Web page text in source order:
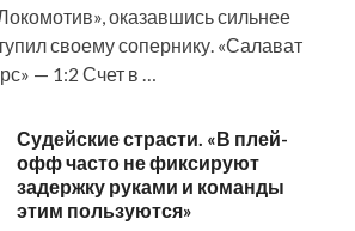
оказавшись сильнее
своему сопернику. «Салават
— 1:2 Счет в …
Судейские страсти. «В плей-
офф часто не фиксируют
задержку руками и команды
этим пользуются»